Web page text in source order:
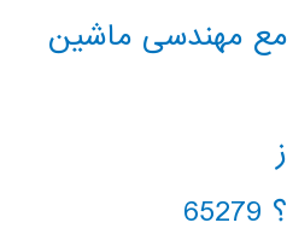
مهندسی ماشین